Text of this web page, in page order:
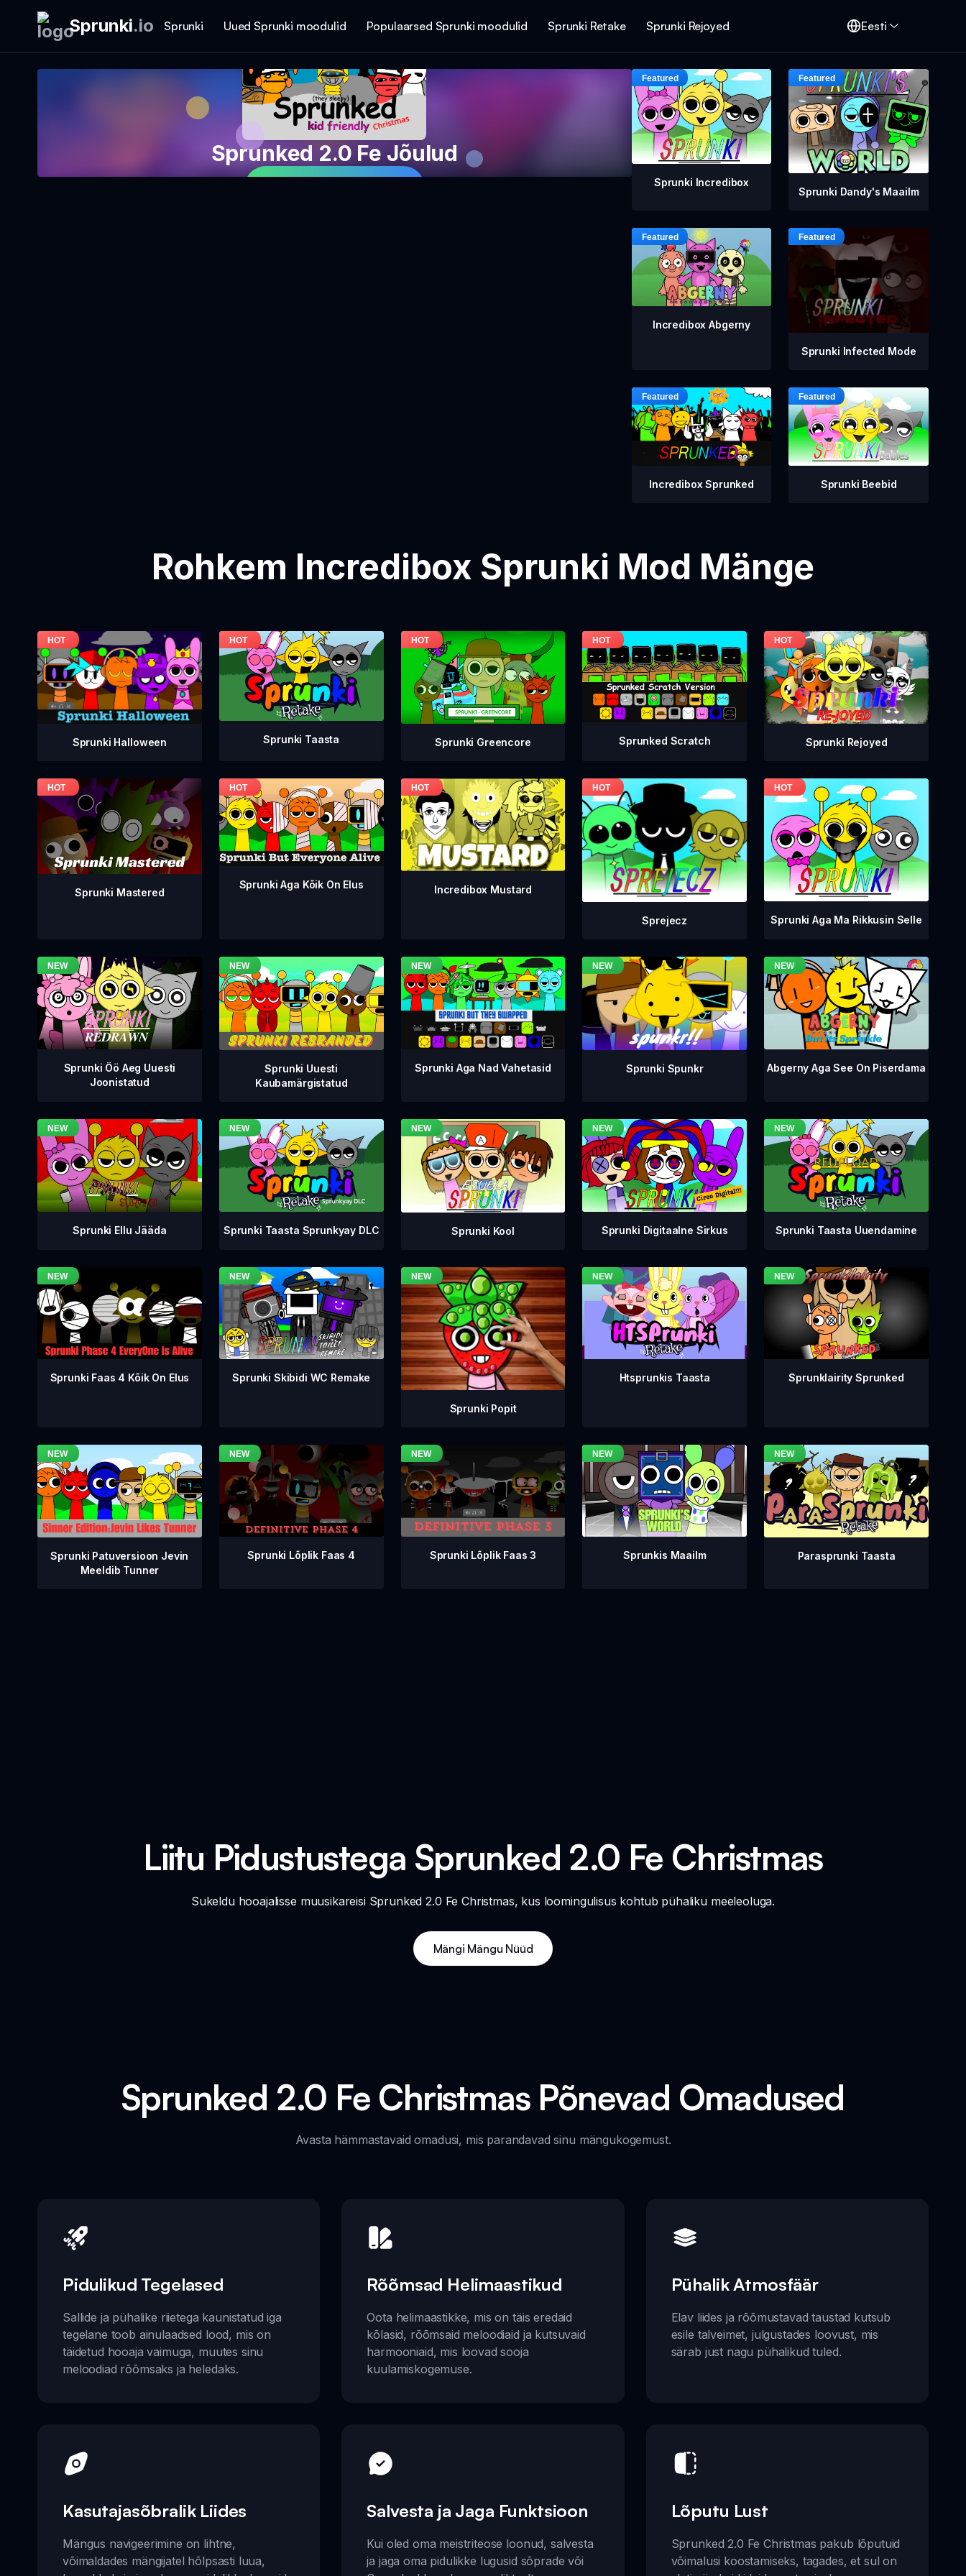
Sprunki.io Sprunki Uued Sprunki moodulid Populaarsed Sprunki moodulid Sprunki Retake Sprunki Rejoyed Eesti
Sprunked 2.0 Fe Jõulud
Sprunki Incredibox
Sprunki Dandy's Maailm
Incredibox Abgerny
Sprunki Infected Mode
Incredibox Sprunked Sprunki Beebid
Rohkem Incredibox Sprunki Mod Mänge
Sprunki Halloween Sprunki Taasta Sprunki Greencore Sprunked Scratch Sprunki Rejoyed
Sprunki Mastered
Sprunki Aga Kõik On Elus Incredibox Mustard
Sprejecz Sprunki Aga Ma Rikkusin Selle
Sprunki Öö Aeg Uuesti
Joonistatud
Sprunki Uuesti
Kaubamärgistatud
Sprunki Aga Nad Vahetasid Sprunki Spunkr Abgerny Aga See On Piserdama
Sprunki Ellu Jääda Sprunki Taasta Sprunkyay DLC Sprunki Kool Sprunki Digitaalne Sirkus Sprunki Taasta Uuendamine
Sprunki Faas 4 Kõik On Elus Sprunki Skibidi WC Remake
Sprunki Popit
Htsprunkis Taasta Sprunklairity Sprunked
Sprunki Patuversioon Jevin
Meeldib Tunner
Sprunki Lõplik Faas 4 Sprunki Lõplik Faas 3 Sprunkis Maailm Parasprunki Taasta
Liitu Pidustustega Sprunked 2.0 Fe Christmas
Sukeldu hooajalisse muusikareisi Sprunked 2.0 Fe Christmas, kus loomingulisus kohtub pühaliku meeleoluga.
Mängi Mängu Nüüd
Sprunked 2.0 Fe Christmas Põnevad Omadused
Avasta hämmastavaid omadusi, mis parandavad sinu mängukogemust.
Pidulikud Tegelased
Sallide ja pühalike riietega kaunistatud iga
tegelane toob ainulaadsed lood, mis on
täidetud hooaja vaimuga, muutes sinu
meloodiad rõõmsaks ja heledaks.
Rõõmsad Helimaastikud
Oota helimaastikke, mis on täis eredaid
kõlasid, rõõmsaid meloodiaid ja kutsuvaid
harmooniaid, mis loovad sooja
kuulamiskogemuse.
Pühalik Atmosfäär
Elav liides ja rõõmustavad taustad kutsub
esile talveimet, julgustades loovust, mis
särab just nagu pühalikud tuled.
Kasutajasõbralik Liides
Mängus navigeerimine on lihtne,
võimaldades mängijatel hõlpsasti luua,
Salvesta ja Jaga Funktsioon
Kui oled oma meistriteose loonud, salvesta
ja jaga oma pidulikke lugusid sõprade või
Lõputu Lust
Sprunked 2.0 Fe Christmas pakub lõputuid
võimalusi koostamiseks, tagades, et sul on